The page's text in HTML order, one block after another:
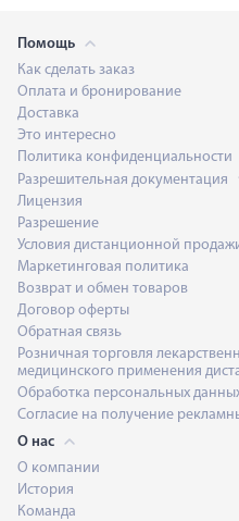
Помощь
Как сделать заказ
Оплата и бронирование
Доставка
Это интересно
Политика конфиденциальности
Разрешительная документация
Лицензия
Разрешение
Условия дистанционной
Маркетинговая политика
Возврат и обмен товаров
Договор оферты
Обратная связь
Розничная торговля
медицинского применения
Обработка персональных
Согласие на получение
О нас
О компании
История
Команда